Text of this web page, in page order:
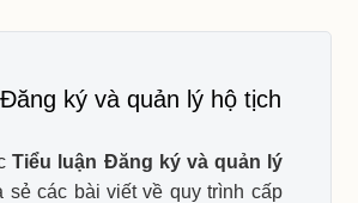
ký và quản lý hộ tịch
Tiểu luận Đăng ký và quản lý
sẻ các bài viết về quy trình cấp